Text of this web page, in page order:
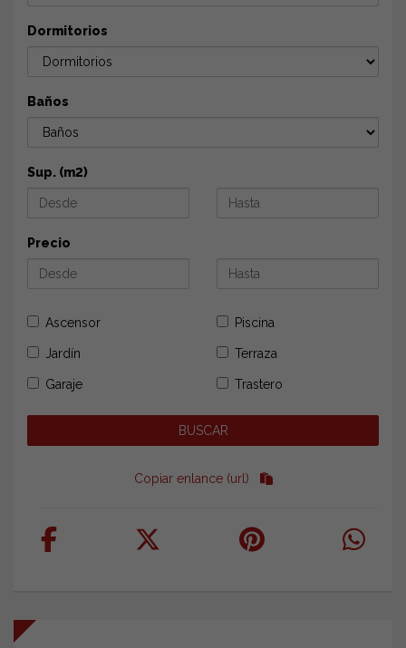
Dormitorios
Baños
Sup. (m2)
Precio
Ascensor Piscina
Jardín Terraza
Garaje Trastero
Copiar enlance (url)